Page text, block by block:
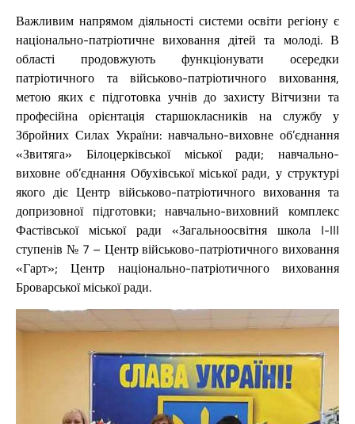
Важливим напрямом діяльності системи освіти регіону є
національно-патріотичне виховання дітей та молоді. В
області продовжують функціонувати осередки
патріотичного та військово-патріотичного виховання,
метою яких є підготовка учнів до захисту Вітчизни та
професійна орієнтація старшокласників на службу у
Збройних Силах України: навчально-виховне об’єднання
«Звитяга» Білоцерківської міської ради; навчально-
виховне об’єднання Обухівської міської ради, у структурі
якого діє Центр військово-патріотичного виховання та
допризовної підготовки; навчально-виховний комплекс
Фастівської міської ради «Загальноосвітня школа I-III
ступенів № 7 – Центр військово-патріотичного виховання
«Гарт»; Центр національно-патріотичного виховання
Броварської міської ради.